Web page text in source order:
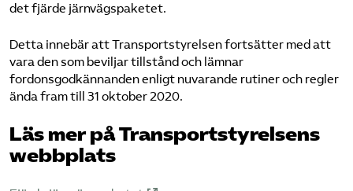
det fjärde järnvägspaketet.
Detta innebär att Transportstyrelsen fortsätter med att
vara den som beviljar tillstånd och lämnar
fordonsgodkännanden enligt nuvarande rutiner och regler
ända fram till 31 oktober 2020.
Läs mer på Transportstyrelsens
webbplats